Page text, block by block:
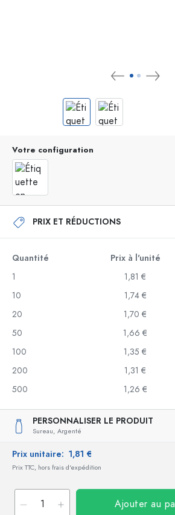
Votre configuration
PRIX ET RÉDUCTIONS
Quantité Prix à l'unité
1
1,81 €
10
1,74 €
20
1,70 €
50
1,66 €
100
1,35 €
200
1,31 €
500
1,26 €
PERSONNALISER LE PRODUIT
Sureau, Argenté
Prix unitaire: 1,81 €
Prix TTC, hors frais d'expédition
Ajouter au